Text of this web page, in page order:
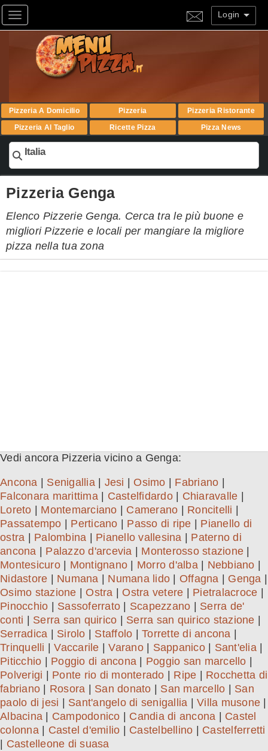
Toggle navigation Login
Pizzeria A Domicilio Pizzeria
Pizzeria Ristorante
Pizzeria Al Taglio
Ricette Pizza Pizza News
Italia
Pizzeria Genga
Elenco Pizzerie Genga. Cerca tra le più buone e
migliori Pizzerie e locali per mangiare la migliore
pizza nella tua zona
Vedi ancora Pizzeria vicino a Genga:
Ancona Senigallia| Jesi Osimo Fabriano
Falconara marittima| Castelfidardo| Chiaravalle
Loreto
Montemarciano Camerano Roncitelli
Passatempo
Perticano Passo di ripe
Pianello di
ostra
Palombina Pianello vallesina
Paterno di
ancona
Palazzo d'arcevia Monterosso stazione
Montesicuro| Montignano Morro d'alba| Nebbiano
Nidastore
Numana Numana lido Offagna Genga
Osimo stazione
Ostra Ostra vetere Pietralacroce
Pinocchio
Sassoferrato Scapezzano
Serra de'
conti
Serra san quirico Serra san quirico stazione
Serradica
Sirolo Staffolo Torrette di ancona
Trinquelli |Vaccarile |Varano| Sappanico| Sant'elia|
Piticchio
Poggio di ancona Poggio san marcello
Polverigi
Ponte rio di monterado Ripe
Rocchetta di
fabriano
Rosora San donato San marcello
San
paolo di jesi
Sant'angelo di senigallia Villa musone
Albacina
Campodonico Candia di ancona
Castel
colonna| Castel d'emilio Castelbellino
Castelferretti
Castelleone di suasa